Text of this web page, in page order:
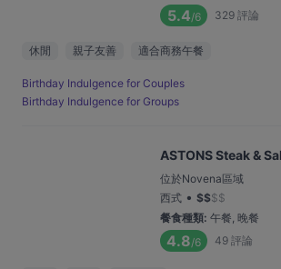
5.4/6 329 評論
休閒 親子友善 適合商務午餐
Birthday Indulgence for Couples
Birthday Indulgence for Groups
ASTONS Steak &
位於Novena區域
西式 • $$$$
餐食種類: 午餐, 晚餐
4.8/6 49 評論